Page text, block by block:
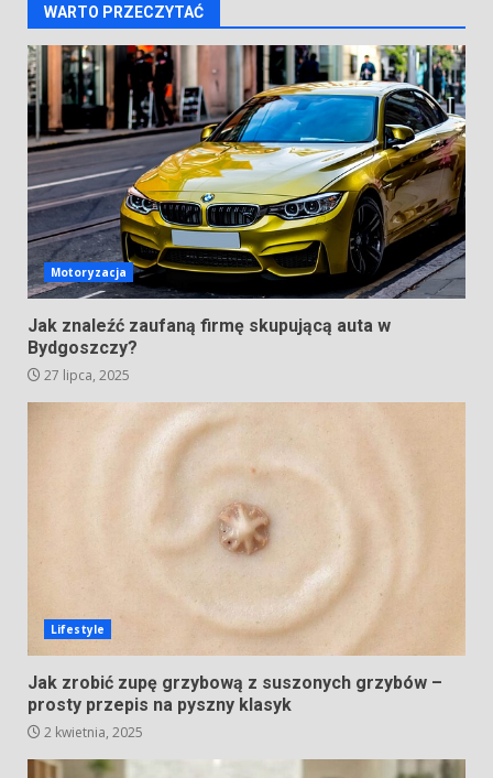
WARTO PRZECZYTAĆ
Motoryzacja
Jak znaleźć zaufaną firmę skupującą auta w
Bydgoszczy?
27 lipca, 2025
Lifestyle
Jak zrobić zupę grzybową z suszonych grzybów –
prosty przepis na pyszny klasyk
2 kwietnia, 2025